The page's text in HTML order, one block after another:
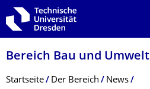
Zur Hauptnavigation springen
Zur Suche springen
Zum Inhalt springen
Bereich Bau und Umwelt
Breadcrumb-Menü
Startseite Der Bereich
News